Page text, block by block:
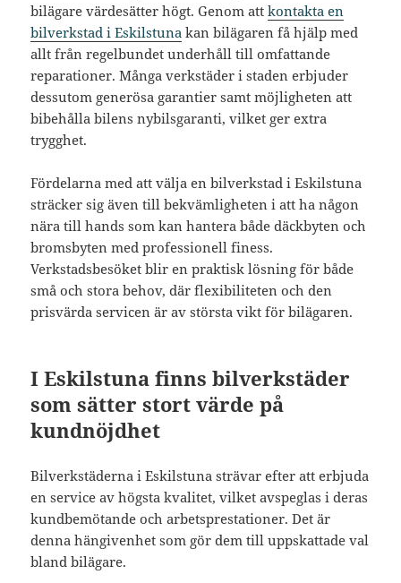
bilägare värdesätter högt. Genom attkontakta en
bilverkstad i Eskilstuna kan bilägaren få hjälp med
allt från regelbundet underhåll till omfattande
reparationer. Många verkstäder i staden erbjuder
dessutom generösa garantier samt möjligheten att
bibehålla bilens nybilsgaranti, vilket ger extra
trygghet.
Fördelarna med att välja en bilverkstad i Eskilstuna
sträcker sig även till bekvämligheten i att ha någon
nära till hands som kan hantera både däckbyten och
bromsbyten med professionell finess.
Verkstadsbesöket blir en praktisk lösning för både
små och stora behov, där flexibiliteten och den
prisvärda servicen är av största vikt för bilägaren.
I Eskilstuna finns bilverkstäder
som sätter stort värde på
kundnöjdhet
Bilverkstäderna i Eskilstuna strävar efter att erbjuda
en service av högsta kvalitet, vilket avspeglas i deras
kundbemötande och arbetsprestationer. Det är
denna hängivenhet som gör dem till uppskattade val
bland bilägare.